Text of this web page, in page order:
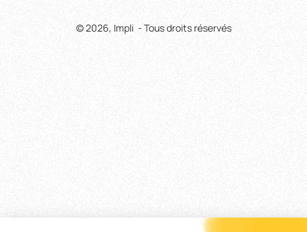
© 2026, Impli - Tous droits réservés